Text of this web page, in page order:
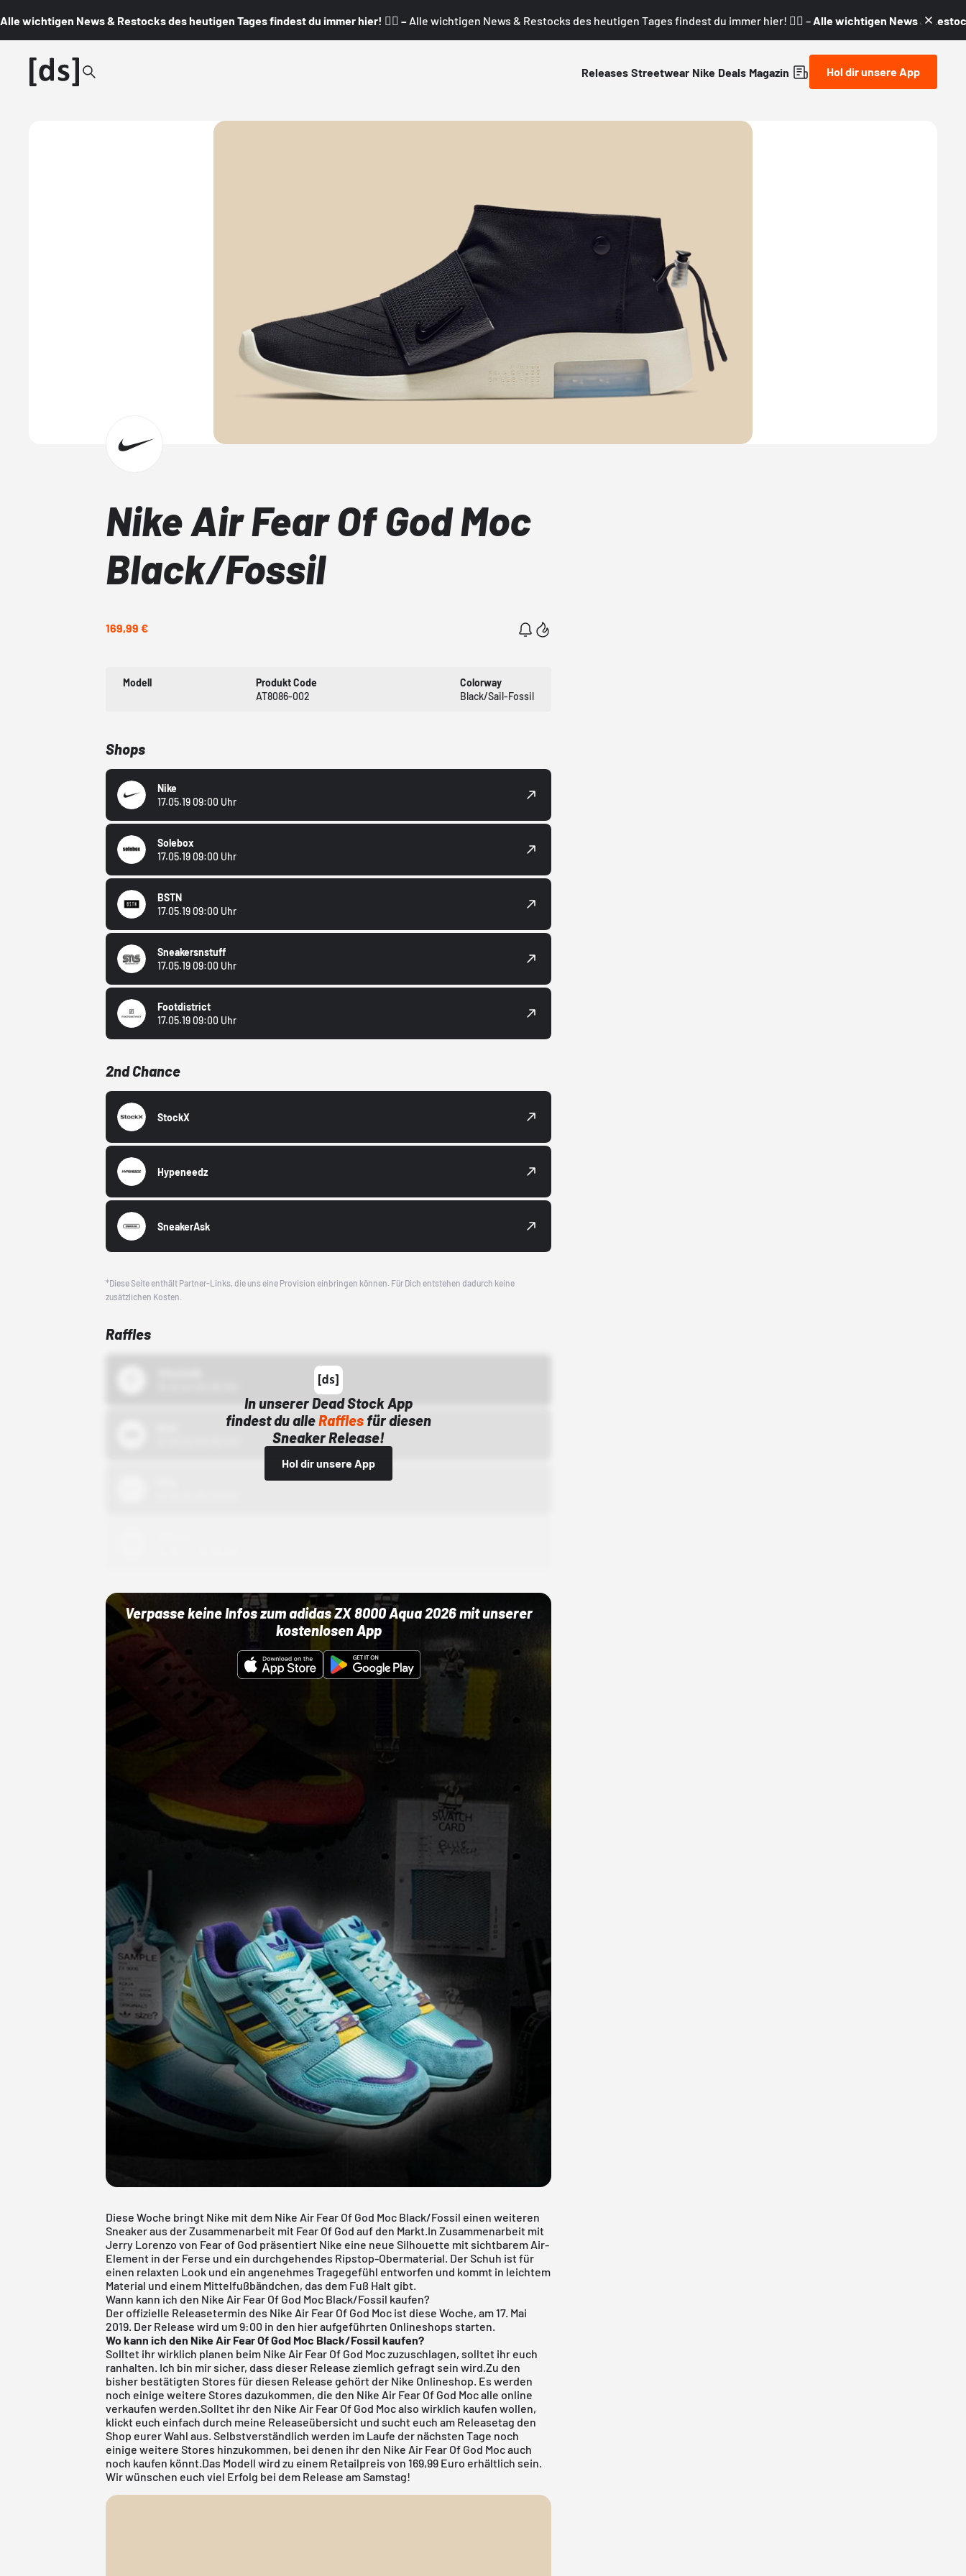
Alle wichtigen News & Restocks des heutigen Tages findest du immer hier! 👇🏼 – Alle wichtigen News & Restocks des heutigen Tages findest du immer hier! 👇🏼 – Alle wichtigen News &
Releases Streetwear Nike Deals Magazin Hol dir unsere App
Nike Air Fear Of God Moc
Black/Fossil
169,99 €
Modell
Produkt Code
AT8086-002
Colorway
Black/Sail-Fossil
Shops
Nike
17.05.19 09:00 Uhr
Solebox
17.05.19 09:00 Uhr
BSTN
17.05.19 09:00 Uhr
Sneakersnstuff
17.05.19 09:00 Uhr
Footdistrict
17.05.19 09:00 Uhr
2nd Chance
StockX
Hypeneedz
SneakerAsk
*Diese Seite enthält Partner-Links, die uns eine Provision einbringen können. Für Dich entstehen dadurch keine
zusätzlichen Kosten.
Raffles
In unserer Dead Stock App
findest du alleRaffles für diesen
Sneaker Release!
Hol dir unsere App
Verpasse keine Infos zum adidas ZX 8000 Aqua 2026 mit unserer
kostenlosen App
Diese Woche bringt Nike mit dem Nike Air Fear Of God Moc Black/Fossil einen weiteren
Sneaker aus der Zusammenarbeit mit Fear Of God auf den Markt.In Zusammenarbeit mit
Jerry Lorenzo von Fear of God präsentiert Nike eine neue Silhouette mit sichtbarem Air-
Element in der Ferse und ein durchgehendes Ripstop-Obermaterial. Der Schuh ist für
einen relaxten Look und ein angenehmes Tragegefühl entworfen und kommt in leichtem
Material und einem Mittelfußbändchen, das dem Fuß Halt gibt.
Wann kann ich den Nike Air Fear Of God Moc Black/Fossil kaufen?
Der offizielle Releasetermin des Nike Air Fear Of God Moc ist diese Woche, am 17. Mai
2019. Der Release wird um 9:00 in den hier aufgeführten Onlineshops starten.
Wo kann ich den Nike Air Fear Of God Moc Black/Fossil kaufen?
Solltet ihr wirklich planen beim Nike Air Fear Of God Moc zuzuschlagen, solltet ihr euch
ranhalten. Ich bin mir sicher, dass dieser Release ziemlich gefragt sein wird.Zu den
bisher bestätigten Stores für diesen Release gehört der Nike Onlineshop. Es werden
noch einige weitere Stores dazukommen, die den Nike Air Fear Of God Moc alle online
verkaufen werden.Solltet ihr den Nike Air Fear Of God Moc also wirklich kaufen wollen,
klickt euch einfach durch meine Releaseübersicht und sucht euch am Releasetag den
Shop eurer Wahl aus. Selbstverständlich werden im Laufe der nächsten Tage noch
einige weitere Stores hinzukommen, bei denen ihr den Nike Air Fear Of God Moc auch
noch kaufen könnt.Das Modell wird zu einem Retailpreis von 169,99 Euro erhältlich sein.
Wir wünschen euch viel Erfolg bei dem Release am Samstag!